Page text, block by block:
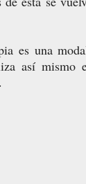
es una
así mismo